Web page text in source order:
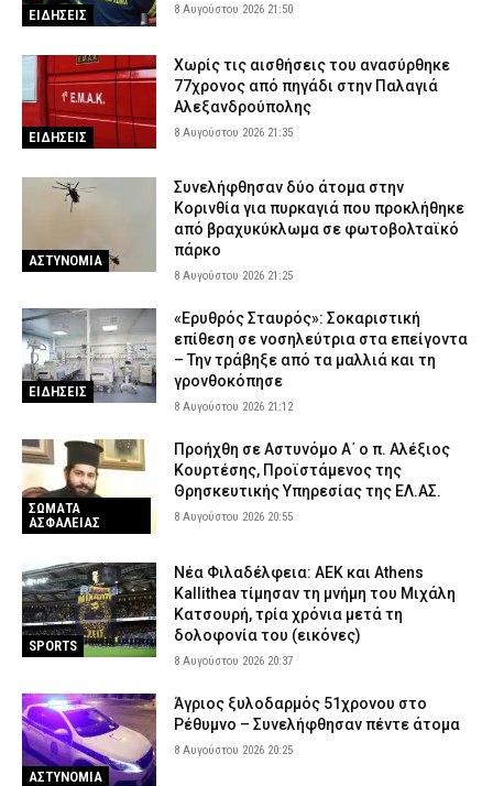
ΕΙΔΗΣΕΙΣ 8 Αυγούστου 2026 21:50
ΕΙΔΗΣΕΙΣ
Χωρίς τις αισθήσεις του ανασύρθηκε
77χρονος από πηγάδι στην Παλαγιά
Αλεξανδρούπολης
8 Αυγούστου 2026 21:35
ΑΣΤΥΝΟΜΙΑ
Συνελήφθησαν δύο άτομα στην
Κορινθία για πυρκαγιά που προκλήθηκε
από βραχυκύκλωμα σε φωτοβολταϊκό
πάρκο
8 Αυγούστου 2026 21:25
ΕΙΔΗΣΕΙΣ
«Ερυθρός Σταυρός»: Σοκαριστική
επίθεση σε νοσηλεύτρια στα επείγοντα
– Την τράβηξε από τα μαλλιά και τη
γρονθοκόπησε
8 Αυγούστου 2026 21:12
ΣΩΜΑΤΑ
ΑΣΦΑΛΕΙΑΣ
Προήχθη σε Αστυνόμο Α΄ ο π. Αλέξιος
Κουρτέσης, Προϊστάμενος της
Θρησκευτικής Υπηρεσίας της ΕΛ.ΑΣ.
8 Αυγούστου 2026 20:55
SPORTS
Νέα Φιλαδέλφεια: ΑΕΚ και Athens
Kallithea τίμησαν τη μνήμη του Μιχάλη
Κατσουρή, τρία χρόνια μετά τη
δολοφονία του (εικόνες)
8 Αυγούστου 2026 20:37
ΑΣΤΥΝΟΜΙΑ
Άγριος ξυλοδαρμός 51χρονου στο
Ρέθυμνο – Συνελήφθησαν πέντε άτομα
8 Αυγούστου 2026 20:25